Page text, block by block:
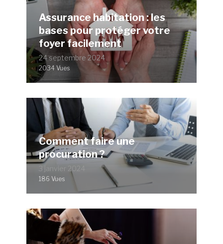
Assurance habitation : les
bases pour protéger votre
foyer facilement
24 septembre 2024
2034 Vues
Comment faire une
procuration ?
3 janvier 2024
186 Vues